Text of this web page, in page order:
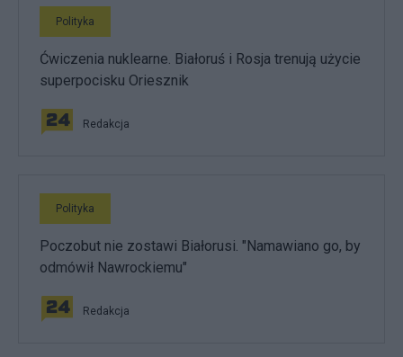
Polityka
Ćwiczenia nuklearne. Białoruś i Rosja trenują użycie
superpocisku Oriesznik
Redakcja
Polityka
Poczobut nie zostawi Białorusi. "Namawiano go, by
odmówił Nawrockiemu"
Redakcja